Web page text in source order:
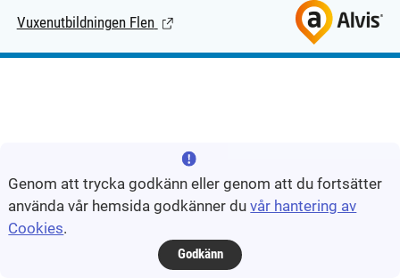
Vuxenutbildningen Flen (Länk till extern sida.)
Genom att trycka godkänn eller genom att du fortsätter
använda vår hemsida godkänner duvår hantering av
Cookies.
Godkänn